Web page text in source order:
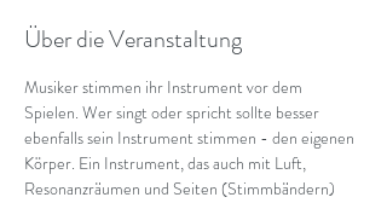
Über die Veranstaltung
Musiker stimmen ihr Instrument vor dem
Spielen. Wer singt oder spricht sollte besser
ebenfalls sein Instrument stimmen - den eigenen
Körper. Ein Instrument, das auch mit Luft,
Resonanzräumen und Seiten (Stimmbändern)